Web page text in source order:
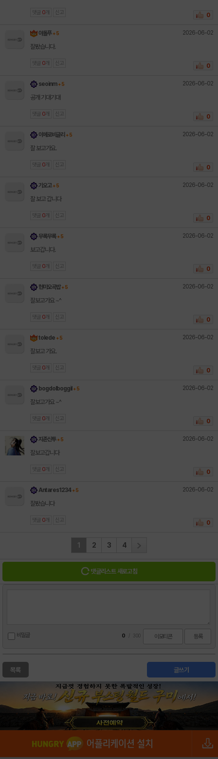
댓글 0 개 신고 0
아돌푸 + 5 2026-06-02
잘봤습니다.
댓글 0 개 신고 0
seoinm + 5 2026-06-02
공개 기대기대
댓글 0 개 신고 0
이메로비글리 + 5 2026-06-02
잘 보고가요.
댓글 0 개 신고 0
기오고 + 5 2026-06-02
잘 보고 갑니다
댓글 0 개 신고 0
무록무록 + 5 2026-06-02
보고갑니다.
댓글 0 개 신고 0
현미오곡밥 + 5 2026-06-02
잘보고가요 ~^
댓글 0 개 신고 0
tolede + 5 2026-06-02
잘보고 가요.
댓글 0 개 신고 0
bogdolboggil + 5 2026-06-02
잘보고가요 ~^
댓글 0 개 신고 0
지존신투 + 5 2026-06-02
잘보고갑니다
댓글 0 개 신고 0
Antares1234 + 5 2026-06-02
잘봤습니다
댓글 0 개 신고 0
1 2 3 4
댓글리스트 새로고침
비밀글 0 300 이모티콘 등록
글쓰기
목록